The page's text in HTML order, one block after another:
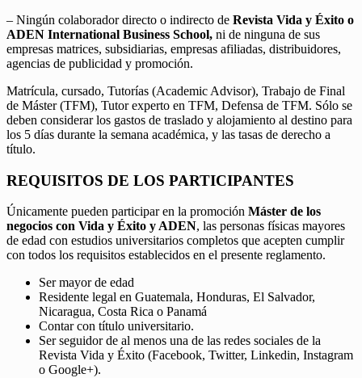
– Ningún colaborador directo o indirecto de Revista Vida y Éxito o
ADEN International Business School, ni de ninguna de sus
empresas matrices, subsidiarias, empresas afiliadas, distribuidores,
agencias de publicidad y promoción.
Matrícula, cursado, Tutorías (Academic Advisor), Trabajo de Final
de Máster (TFM), Tutor experto en TFM, Defensa de TFM. Sólo se
deben considerar los gastos de traslado y alojamiento al destino para
los 5 días durante la semana académica, y las tasas de derecho a
título.
REQUISITOS DE LOS PARTICIPANTES
Únicamente pueden participar en la promoción Máster de los
negocios con Vida y Éxito y ADEN, las personas físicas mayores
de edad con estudios universitarios completos que acepten cumplir
con todos los requisitos establecidos en el presente reglamento.
Ser mayor de edad
Residente legal en Guatemala, Honduras, El Salvador,
Nicaragua, Costa Rica o Panamá
Contar con título universitario.
Ser seguidor de al menos una de las redes sociales de la
Revista Vida y Éxito (Facebook, Twitter, Linkedin, Instagram
o Google+).